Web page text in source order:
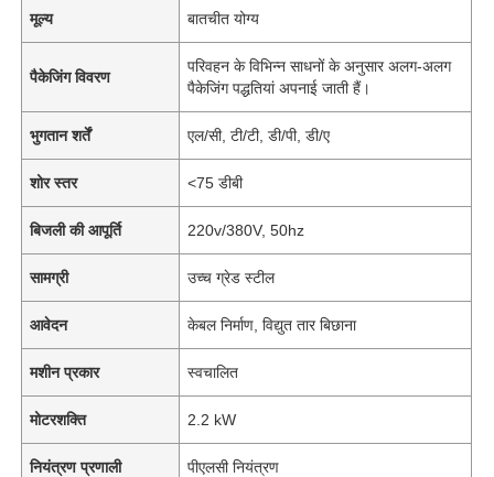
मूल्य बातचीत योग्य
पैकेजिंग विवरण
परिवहन के विभिन्न साधनों के अनुसार अलग-अलग
पैकेजिंग पद्धतियां अपनाई जाती हैं।
भुगतान शर्तें एल/सी, टी/टी, डी/पी, डी/ए
शोर स्तर <75 डीबी
बिजली की आपूर्ति 220v/380V, 50hz
सामग्री उच्च ग्रेड स्टील
आवेदन केबल निर्माण, विद्युत तार बिछाना
मशीन प्रकार स्वचालित
मोटरशक्ति 2.2 kW
नियंत्रण प्रणाली पीएलसी नियंत्रण